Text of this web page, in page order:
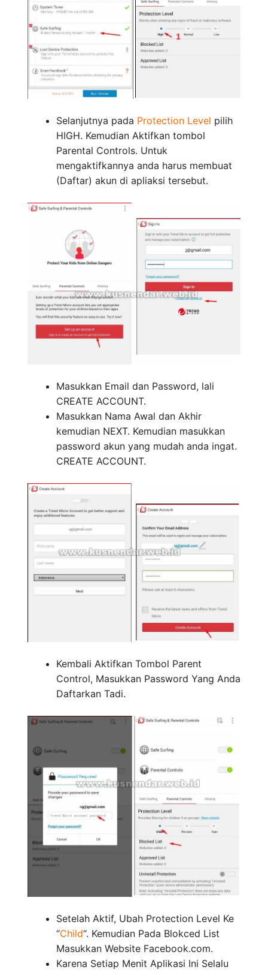
Selanjutnya pada Protection Level pilih
HIGH. Kemudian Aktifkan tombol
Parental Controls. Untuk
mengaktifkannya anda harus membuat
(Daftar) akun di apliaksi tersebut.
Masukkan Email dan Password, lali
CREATE ACCOUNT.
Masukkan Nama Awal dan Akhir
kemudian NEXT. Kemudian masukkan
password akun yang mudah anda ingat.
CREATE ACCOUNT.
Kembali Aktifkan Tombol Parent
Control, Masukkan Password Yang Anda
Daftarkan Tadi.
Setelah Aktif, Ubah Protection Level Ke
“Child“. Kemudian Pada Blokced List
Masukkan Website Facebook.com.
Karena Setiap Menit Aplikasi Ini Selalu